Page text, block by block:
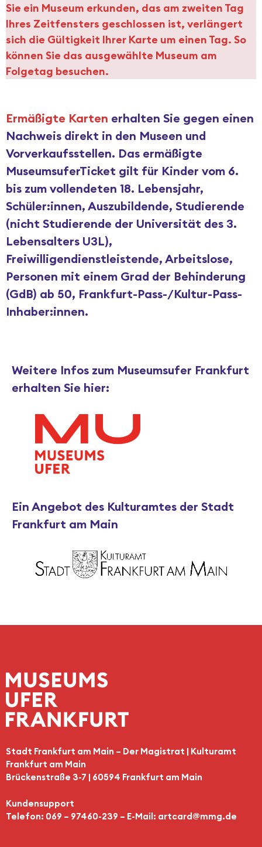
Sie ein Museum erkunden, das am zweiten Tag
Ihres Zeitfensters geschlossen ist, verlängert
sich die Gültigkeit Ihrer Karte um einen Tag. So
können Sie das ausgewählte Museum am
Folgetag besuchen.
Ermäßigte Karten erhalten Sie gegen einen
Nachweis direkt in den Museen und
Vorverkaufsstellen. Das ermäßigte
MuseumsuferTicket gilt für Kinder vom 6.
bis zum vollendeten 18. Lebensjahr,
Schüler:innen, Auszubildende, Studierende
(nicht Studierende der Universität des 3.
Lebensalters U3L),
Freiwilligendienstleistende, Arbeitslose,
Personen mit einem Grad der Behinderung
(GdB) ab 50, Frankfurt-Pass-/Kultur-Pass-
Inhaber:innen.
Weitere Infos zum Museumsufer Frankfurt
erhalten Sie hier:
Ein Angebot des Kulturamtes der Stadt
Frankfurt am Main
Stadt Frankfurt am Main – Der Magistrat | Kulturamt
Frankfurt am Main
Brückenstraße 3-7 | 60594 Frankfurt am Main
Kundensupport
Telefon: 069 – 97460-239 – E-Mail: artcard@mmg.de